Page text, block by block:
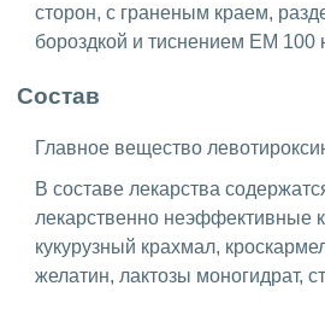
сторон, с граненым краем,
бороздкой и тиснением ЕМ 100
Состав
Главное вещество
В составе лекарства
лекарственно неэффективные
кукурузный крахмал,
желатин, лактозы моногидрат,